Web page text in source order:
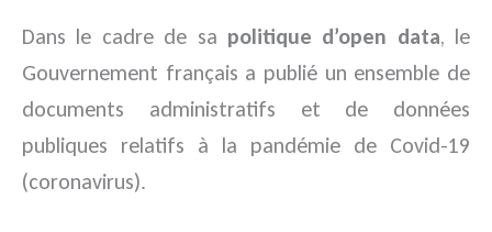
Dans le cadre de sa politique d’open data, le
Gouvernement français a publié un ensemble de
documents administratifs et de données
publiques relatifs à la pandémie de Covid-19
(coronavirus).